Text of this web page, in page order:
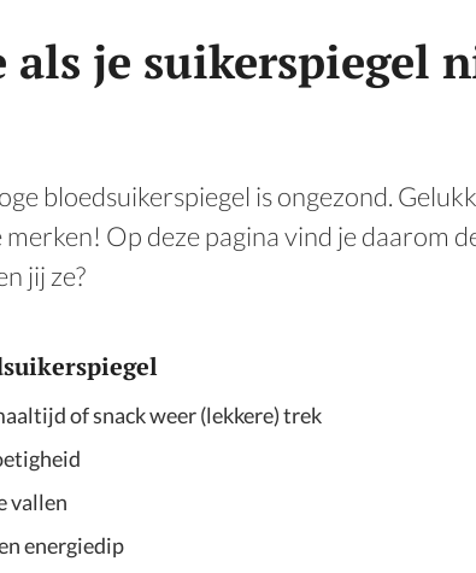
als je suikerspiegel
bloedsuikerspiegel is ongezond.
merken! Op deze pagina vind je daarom
jij ze?
of snack weer (lekkere) trek
vallen
energiedip